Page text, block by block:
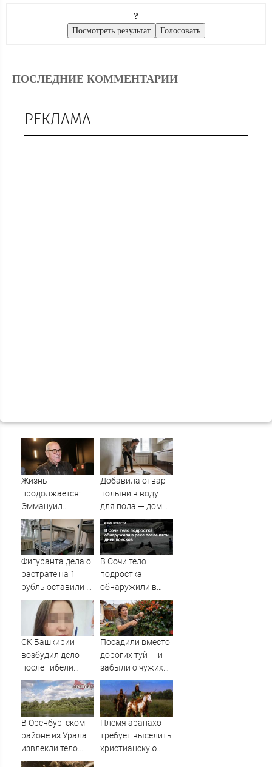
?
ПОСЛЕДНИЕ КОММЕНТАРИИ
РЕКЛАМА
Жизнь
продолжается:
Эммануил
Виторган
рассказывает
свою историю со
сцены
Добавила отвар
полыни в воду
для пола — дом
наполнился
ароматом
летнего сада
Фигуранта дела о
растрате на 1
рубль оставили в
СИЗО
В Сочи тело
подростка
обнаружили в
реке после пяти
дней поисков
СК Башкирии
возбудил дело
после гибели
плода в
белорецкой
больнице
Посадили вместо
дорогих туй — и
забыли о чужих
взглядах: находка
для дачи, чтобы
скрыться от глаз
соседей
В Оренбургском
районе из Урала
извлекли тело
мужчины
Племя арапахо
требует выселить
христианскую